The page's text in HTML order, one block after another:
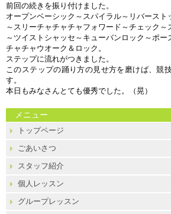
前回の続きを振り付けました。
オープンベーシック～スパイラル～リバースト
～スリーチャチャチャフォワード～チェック～
～ツイストシャッセ～キューバンロック～ポー
チャチャウオーク＆ロック。
ステップに流れがつきました。
このステップの踊り方の見せ方を磨けば、競
す。
本日もみなさんとても優秀でした。（晃）
メニュー
トップページ
ごあいさつ
スタッフ紹介
個人レッスン
グループレッスン